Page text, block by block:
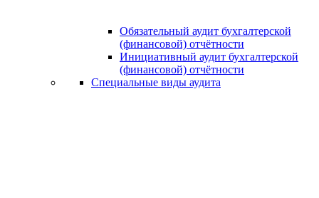
Обязательный аудит бухгалтерской
(финансовой) отчётности
Инициативный аудит бухгалтерской
(финансовой) отчётности
Специальные виды аудита